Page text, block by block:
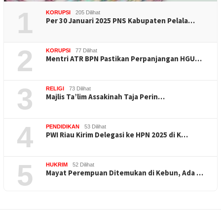
1 KORUPSI 205 Dilihat
Per 30 Januari 2025 PNS Kabupaten Pelala…
2 KORUPSI 77 Dilihat
Mentri ATR BPN Pastikan Perpanjangan HGU…
3 RELIGI 73 Dilihat
Majlis Ta’lim Assakinah Taja Perin…
4 PENDIDIKAN 53 Dilihat
PWI Riau Kirim Delegasi ke HPN 2025 di K…
5 HUKRIM 52 Dilihat
Mayat Perempuan Ditemukan di Kebun, Ada …